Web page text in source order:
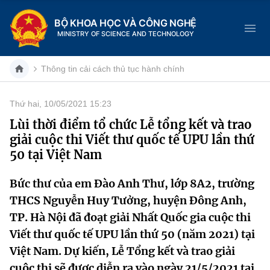
BỘ KHOA HỌC VÀ CÔNG NGHỆ
MINISTRY OF SCIENCE AND TECHNOLOGY
Danh mục
Trang chủ
Chức năng nhiệm vụ
Cơ cấu tổ chức
Lịch sử phát triển
Tin tức sự kiện
Khoa học và Công nghệ
Đổi mới sáng tạo
Dịch vụ công
Hệ thống văn bản
Thông tin cải cách thủ tục hành chính
Thứ hai, 10/05/2021 15:23
Lùi thời điểm tổ chức Lễ tổng kết và trao
giải cuộc thi Viết thư quốc tế UPU lần thứ
50 tại Việt Nam
Bức thư của em Đào Anh Thư, lớp 8A2, trường
THCS Nguyễn Huy Tưởng, huyện Đông Anh,
TP. Hà Nội đã đoạt giải Nhất Quốc gia cuộc thi
Viết thư quốc tế UPU lần thứ 50 (năm 2021) tại
Việt Nam. Dự kiến, Lễ Tổng kết và trao giải